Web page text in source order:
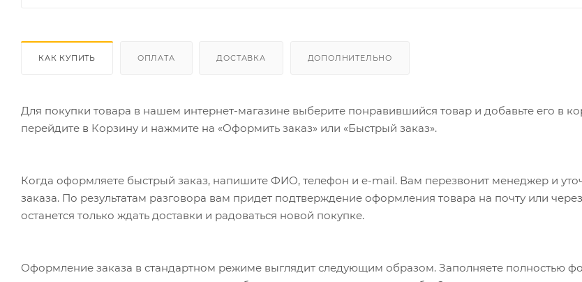
КАК КУПИТЬ ОПЛАТА ДОСТАВКА ДОПОЛНИТЕЛЬНО
Для покупки товара в нашем интернет-магазине выберите понравившийся товар и добавьте его в
перейдите в Корзину и нажмите на «Оформить заказ» или «Быстрый заказ».
Когда оформляете быстрый заказ, напишите ФИО, телефон и e-mail. Вам перезвонит менеджер и
заказа. По результатам разговора вам придет подтверждение оформления товара на почту или
останется только ждать доставки и радоваться новой покупке.
Оформление заказа в стандартном режиме выглядит следующим образом. Заполняете полностью